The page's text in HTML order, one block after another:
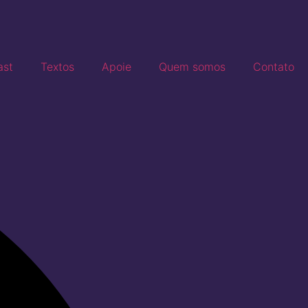
Textos Apoie Quem somos Contato